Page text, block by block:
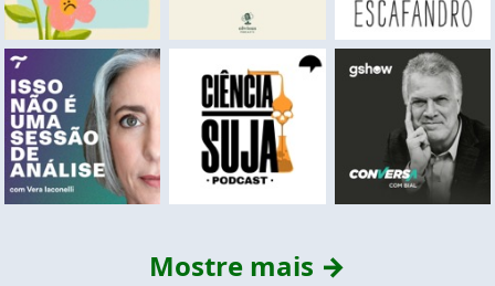
Mostre mais →